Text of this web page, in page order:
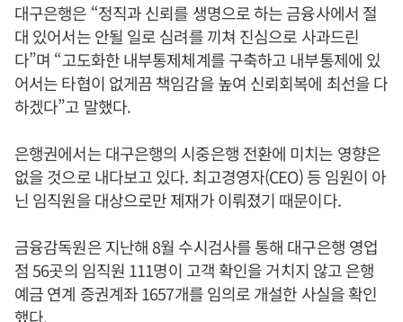
대구은행은 “정직과 신뢰를 생명으로 하는 금융사에서 절
대 있어서는 안될 일로 심려를 끼쳐 진심으로 사과드린
다”며 “고도화한 내부통제체계를 구축하고 내부통제에 있
어서는 타협이 없게끔 책임감을 높여 신뢰회복에 최선을 다
하겠다”고 말했다.
은행권에서는 대구은행의 시중은행 전환에 미치는 영향은
없을 것으로 내다보고 있다. 최고경영자(CEO) 등 임원이 아
닌 임직원을 대상으로만 제재가 이뤄졌기 때문이다.
금융감독원은 지난해 8월 수시검사를 통해 대구은행 영업
점 56곳의 임직원 111명이 고객 확인을 거치지 않고 은행
예금 연계 증권계좌 1657개를 임의로 개설한 사실을 확인
했다.